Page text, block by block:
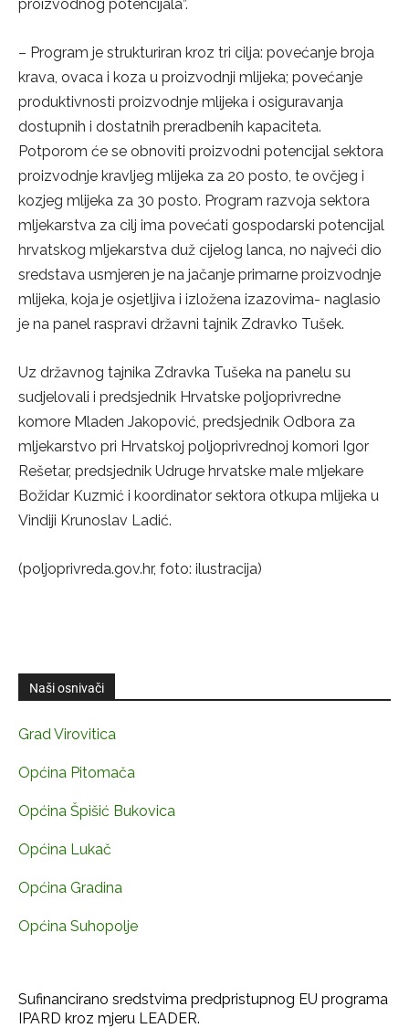
proizvodnog potencijala”.
– Program je strukturiran kroz tri cilja: povećanje broja
krava, ovaca i koza u proizvodnji mlijeka; povećanje
produktivnosti proizvodnje mlijeka i osiguravanja
dostupnih i dostatnih preradbenih kapaciteta.
Potporom će se obnoviti proizvodni potencijal sektora
proizvodnje kravljeg mlijeka za 20 posto, te ovčjeg i
kozjeg mlijeka za 30 posto. Program razvoja sektora
mljekarstva za cilj ima povećati gospodarski potencijal
hrvatskog mljekarstva duž cijelog lanca, no najveći dio
sredstava usmjeren je na jačanje primarne proizvodnje
mlijeka, koja je osjetljiva i izložena izazovima- naglasio
je na panel raspravi državni tajnik Zdravko Tušek.
Uz državnog tajnika Zdravka Tušeka na panelu su
sudjelovali i predsjednik Hrvatske poljoprivredne
komore Mladen Jakopović, predsjednik Odbora za
mljekarstvo pri Hrvatskoj poljoprivrednoj komori Igor
Rešetar, predsjednik Udruge hrvatske male mljekare
Božidar Kuzmić i koordinator sektora otkupa mlijeka u
Vindiji Krunoslav Ladić.
(poljoprivreda.gov.hr, foto: ilustracija)
Naši osnivači
Grad Virovitica
Općina Pitomača
Općina Špišić Bukovica
Općina Lukač
Općina Gradina
Općina Suhopolje
Sufinancirano sredstvima predpristupnog EU programa
IPARD kroz mjeru LEADER.